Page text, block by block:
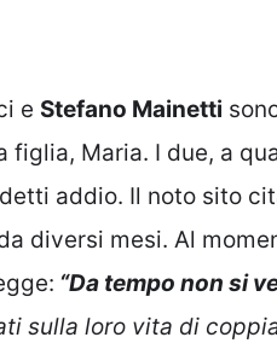
e Stefano Mainetti
figlia, Maria. I due, a
addio. Il noto sito
diversi mesi. Al
“Da tempo non si
sulla loro vita di